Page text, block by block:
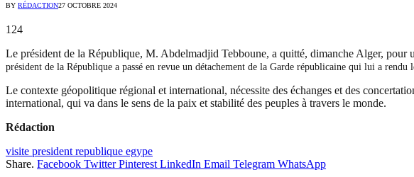
BY RÉDACTION27 OCTOBRE 2024
124
Le président de la République, M. Abdelmadjid Tebboune, a quitté, dimanche Alger, pour
président de la République a passé en revue un détachement de la Garde républicaine qui lui a
Le contexte géopolitique régional et international, nécessite des échanges et des
international, qui va dans le sens de la paix et stabilité des peuples à travers le monde.
Rédaction
visite president republique egype
Share. Facebook Twitter Pinterest LinkedIn Email Telegram WhatsApp